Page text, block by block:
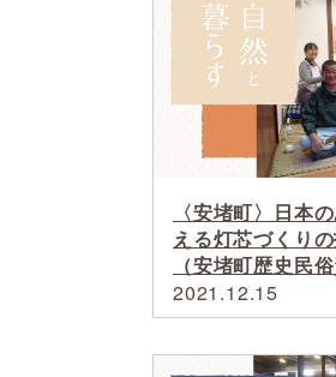
〈安堵町〉日本
える灯芯づくり
（安堵町歴史民
芯保存会）
2021.12.15